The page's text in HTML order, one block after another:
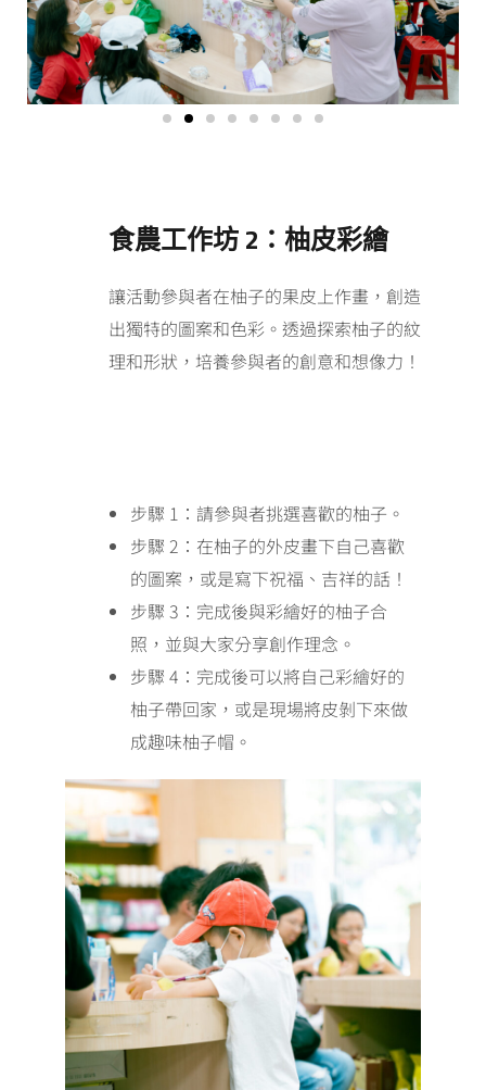
食農工作坊 2：柚皮彩繪
讓活動參與者在柚子的果皮上作畫，創造
出獨特的圖案和色彩。透過探索柚子的紋
理和形狀，培養參與者的創意和想像力！
步驟 1：請參與者挑選喜歡的柚子。
步驟 2：在柚子的外皮畫下自己喜歡
的圖案，或是寫下祝福、吉祥的話！
步驟 3：完成後與彩繪好的柚子合
照，並與大家分享創作理念。
步驟 4 ：完成後可以將自己彩繪好的
柚子帶回家，或是現場將皮剝下來做
成趣味柚子帽。